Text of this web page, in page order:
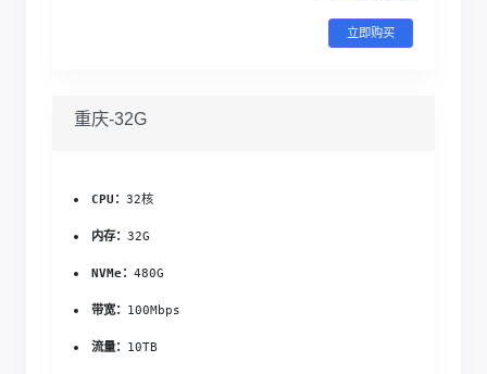
立即购买
重庆-32G
CPU：32核
内存：32G
NVMe：480G
带宽： 100Mbps
流量： 10TB